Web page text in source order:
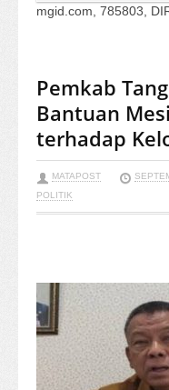
mgid.com, 785803,
Pemkab
Bantuan
terhadap
MATAPOST
POLITIK